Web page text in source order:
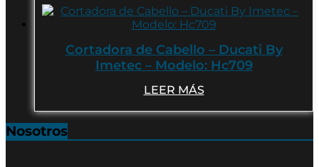
Cortadora de Cabello – Ducati By
Imetec – Modelo: Hc709
LEER MÁS
Nosotros